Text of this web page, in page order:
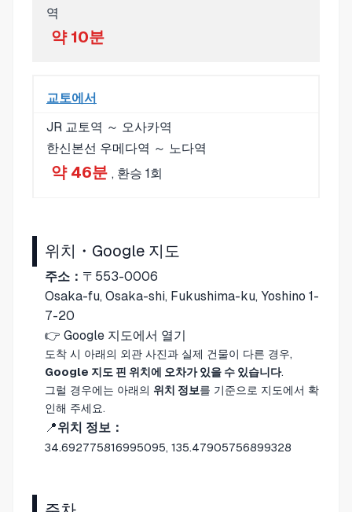
역
약 10분
교토에서
JR 교토역 ～ 오사카역
한신본선 우메다역 ～ 노다역
약 46분 , 환승 1회
위치・Google 지도
주소： 〒553-0006
Osaka-fu, Osaka-shi, Fukushima-ku, Yoshino 1-
7-20
👉 Google 지도에서 열기
도착 시 아래의 외관 사진과 실제 건물이 다른 경우,
Google 지도 핀 위치에 오차가 있을 수 있습니다.
그럴 경우에는 아래의 위치 정보를 기준으로 지도에서 확
인해 주세요.
📍위치 정보：
34.692775816995095, 135.47905756899328